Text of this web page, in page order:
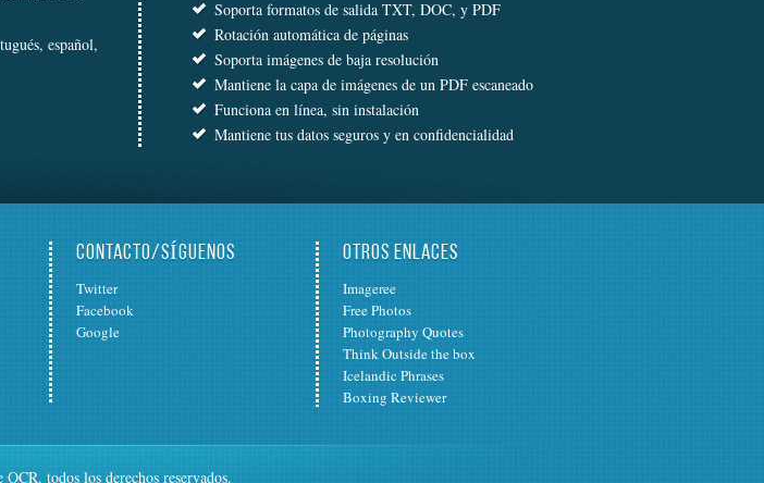
español,
Soporta formatos de salida TXT, DOC, y PDF
Rotación automática de páginas
Soporta imágenes de baja resolución
Mantiene la capa de imágenes de un PDF escaneado
Funciona en línea, sin instalación
Mantiene tus datos seguros y en confidencialidad
CONTACTO/SÍGUENOS
Twitter
Facebook
Google
OTROS ENLACES
Imageree
Free Photos
Photography Quotes
Think Outside the box
Icelandic Phrases
Boxing Reviewer
todos los derechos reservados.